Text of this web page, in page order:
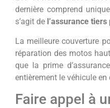
dernière comprend
s’agit de l’assurance tiers
La meilleure couverture
réparation des motos
que la prime
entièrement le véhicule en
Faire appel à